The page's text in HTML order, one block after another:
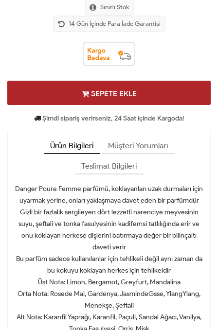
Sınırlı Stok
14 Gün İçinde Para İade Garantisi
SEPETE EKLE
Şimdi sipariş verirseniz, 24 Saat içinde Kargoda!
Ürün Bilgileri Müşteri Yorumları
Teslimat Bilgileri
Danger Poure Femme parfümü, koklayanları uzak durmaları için
uyarmak yerine, onları yaklaşmaya davet eden bir parfümdür
Gizli bir fazlalık sergileyen dört lezzetli narenciye meyvesinin
suyu, şeftali ve tonka fasulyesinin kadifemsi tatlılığında erir ve
onu koklayan herkese dişlerini batırmaya değer bir bilinçaltı
daveti verir
Bu parfüm sadece kullanılanlar için tehlikeli değil aynı zaman da
bu kokuyu koklayan herkes için tehlikeldir
Üst Nota: Limon, Bergamot, Greyfurt, Mandalina
Orta Nota: Rosede Mai, Gardenya, JasmindeGsse, YlangYlang,
Menekşe, Şeftali
Alt Nota: Karanfil Yaprağı, Karanfil, Paçuli, Sandal Ağacı, Vanilya,